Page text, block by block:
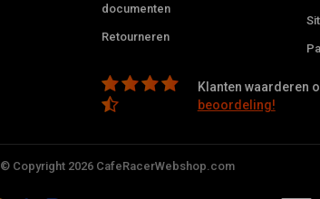
documenten
Retourneren
Klanten waarderen
beoordeling!
© Copyright 2026 CafeRacerWebshop.com